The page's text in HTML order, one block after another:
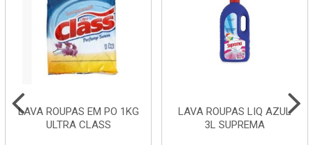
LAVA ROUPAS EM PO 1KG
ULTRA CLASS
LAVA ROUPAS LIQ AZUL
3L SUPREMA